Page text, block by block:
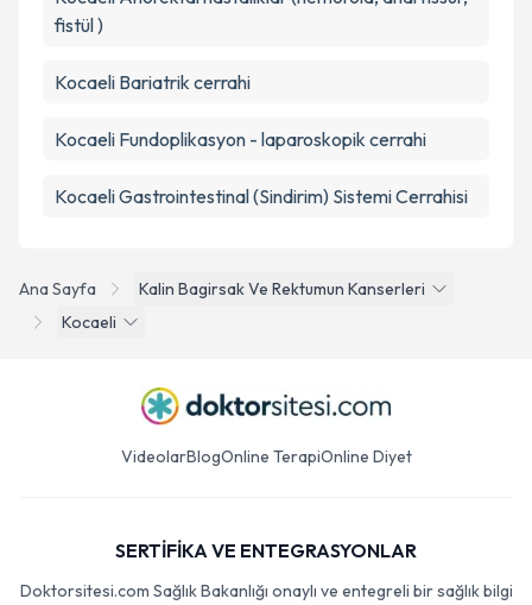
Ana Sayfa
Kalin Bagirsak Ve Rektumun Kanserleri
Kocaeli
fistül )
Kocaeli Bariatrik cerrahi
Kocaeli Fundoplikasyon - laparoskopik cerrahi
Kocaeli Gastrointestinal (Sindirim) Sistemi Cerrahisi
VideolarBlogOnline TerapiOnline Diyet
SERTİFİKA VE ENTEGRASYONLAR
Doktorsitesi.com Sağlık Bakanlığı onaylı ve entegreli bir sağlık bilgi